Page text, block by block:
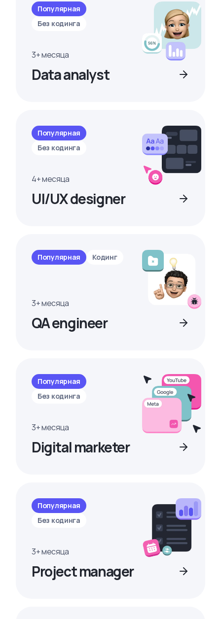
Популярная
Без кодинга
3+ месяца
Data analyst
Популярная
Без кодинга
4+ месяца
UI/UX designer
Популярная Кодинг
3+ месяца
QA engineer
Популярная
Без кодинга
3+ месяца
Digital marketer
Популярная
Без кодинга
3+ месяца
Project manager